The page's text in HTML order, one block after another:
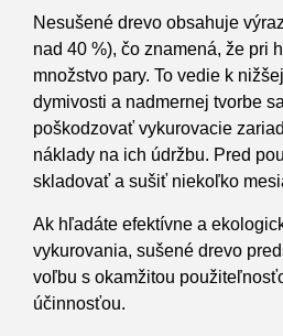
Nesušené drevo obsahuje
nad 40 %), čo znamená, že pri
množstvo pary. To vedie k
dymivosti a nadmernej tvorbe
poškodzovať vykurovacie
náklady na ich údržbu. Pred
skladovať a sušiť niekoľko
Ak hľadáte efektívne a
vykurovania, sušené drevo
voľbu s okamžitou
účinnosťou.